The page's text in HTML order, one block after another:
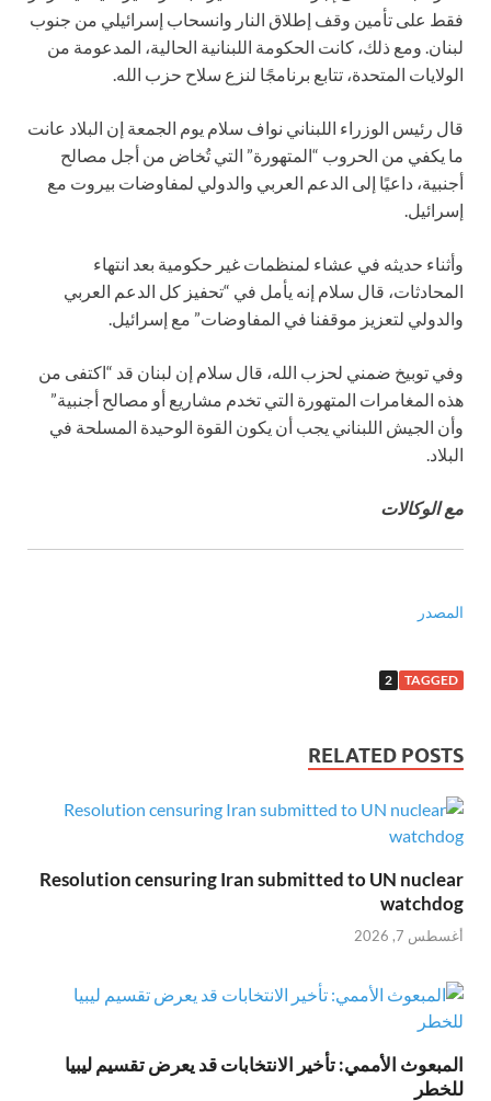
فقط على تأمين وقف إطلاق النار وانسحاب إسرائيلي من جنوب
لبنان. ومع ذلك، كانت الحكومة اللبنانية الحالية، المدعومة من
الولايات المتحدة، تتابع برنامجًا لنزع سلاح حزب الله.
قال رئيس الوزراء اللبناني نواف سلام يوم الجمعة إن البلاد عانت
ما يكفي من الحروب “المتهورة” التي تُخاض من أجل مصالح
أجنبية، داعيًا إلى الدعم العربي والدولي لمفاوضات بيروت مع
إسرائيل.
وأثناء حديثه في عشاء لمنظمات غير حكومية بعد انتهاء
المحادثات، قال سلام إنه يأمل في “تحفيز كل الدعم العربي
والدولي لتعزيز موقفنا في المفاوضات” مع إسرائيل.
وفي توبيخ ضمني لحزب الله، قال سلام إن لبنان قد “اكتفى من
هذه المغامرات المتهورة التي تخدم مشاريع أو مصالح أجنبية”
وأن الجيش اللبناني يجب أن يكون القوة الوحيدة المسلحة في
البلاد.
مع الوكالات
المصدر
TAGGED
2
RELATED POSTS
Resolution censuring Iran submitted to UN nuclear
watchdog
أغسطس 7, 2026
المبعوث الأممي: تأخير الانتخابات قد يعرض تقسيم ليبيا
للخطر